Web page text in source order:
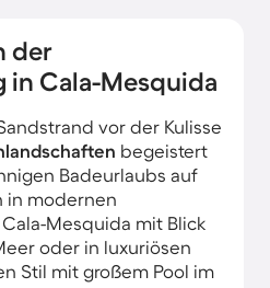
der
in Cala-Mesquida
vor der Kulisse
begeistert
Badeurlaubs auf
in modernen
Mesquida mit Blick
oder in luxuriösen
Stil mit großem Pool im